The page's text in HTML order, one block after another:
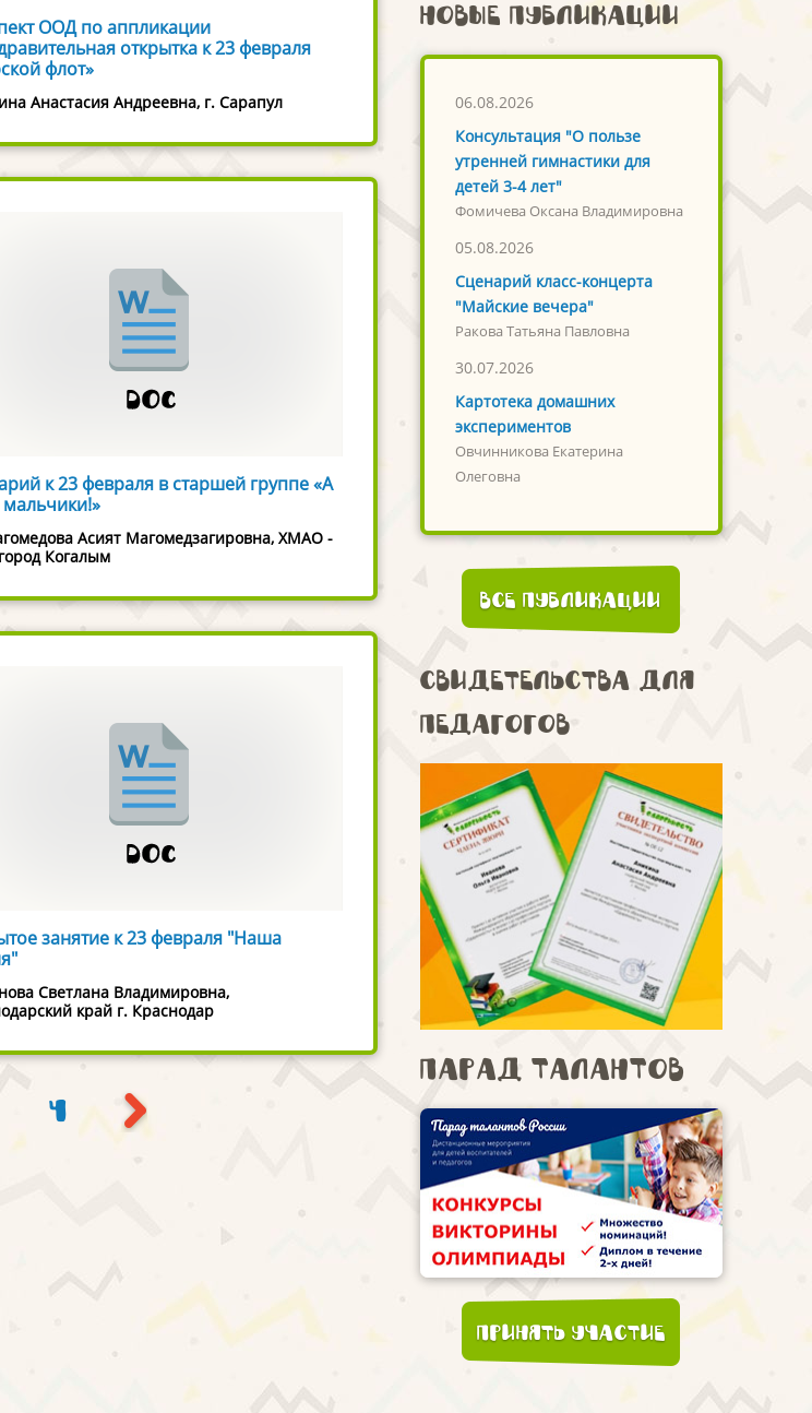
ООД по аппликации
открытка к 23 февраля
флот»
Анастасия Андреевна, г. Сарапул
к 23 февраля в старшей группе «А
мальчики!»
Асият Магомедзагировна, ХМАО -
Когалым
занятие к 23 февраля "Наша
Светлана Владимировна,
край г. Краснодар
4
Новые публикации
06.08.2026
Консультация "О пользе
утренней гимнастики для
детей 3-4 лет"
Фомичева Оксана Владимировна
05.08.2026
Сценарий класс-концерта
"Майские вечера"
Ракова Татьяна Павловна
30.07.2026
Картотека домашних
экспериментов
Овчинникова Екатерина
Олеговна
Все публикации
Свидетельства для
педагогов
Парад талантов
Принять участие